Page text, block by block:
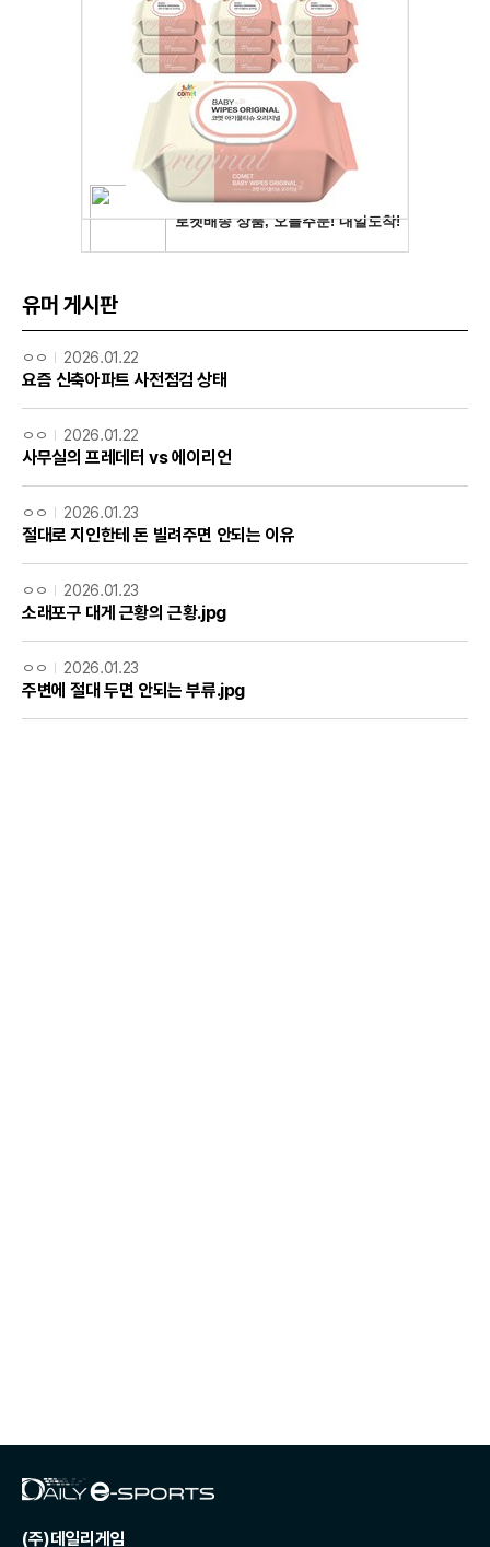
유머 게시판
ㅇㅇ 2026.01.22
요즘 신축아파트 사전점검 상태
ㅇㅇ 2026.01.22
사무실의 프레데터 vs 에이리언
ㅇㅇ 2026.01.23
절대로 지인한테 돈 빌려주면 안되는 이유
ㅇㅇ 2026.01.23
소래포구 대게 근황의 근황.jpg
ㅇㅇ 2026.01.23
주변에 절대 두면 안되는 부류.jpg
(주)데일리게임